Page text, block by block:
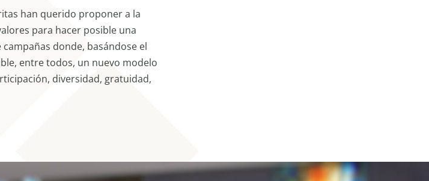
han querido proponer a la
para hacer posible una
donde, basándose el
entre todos, un nuevo modelo
diversidad, gratuidad,